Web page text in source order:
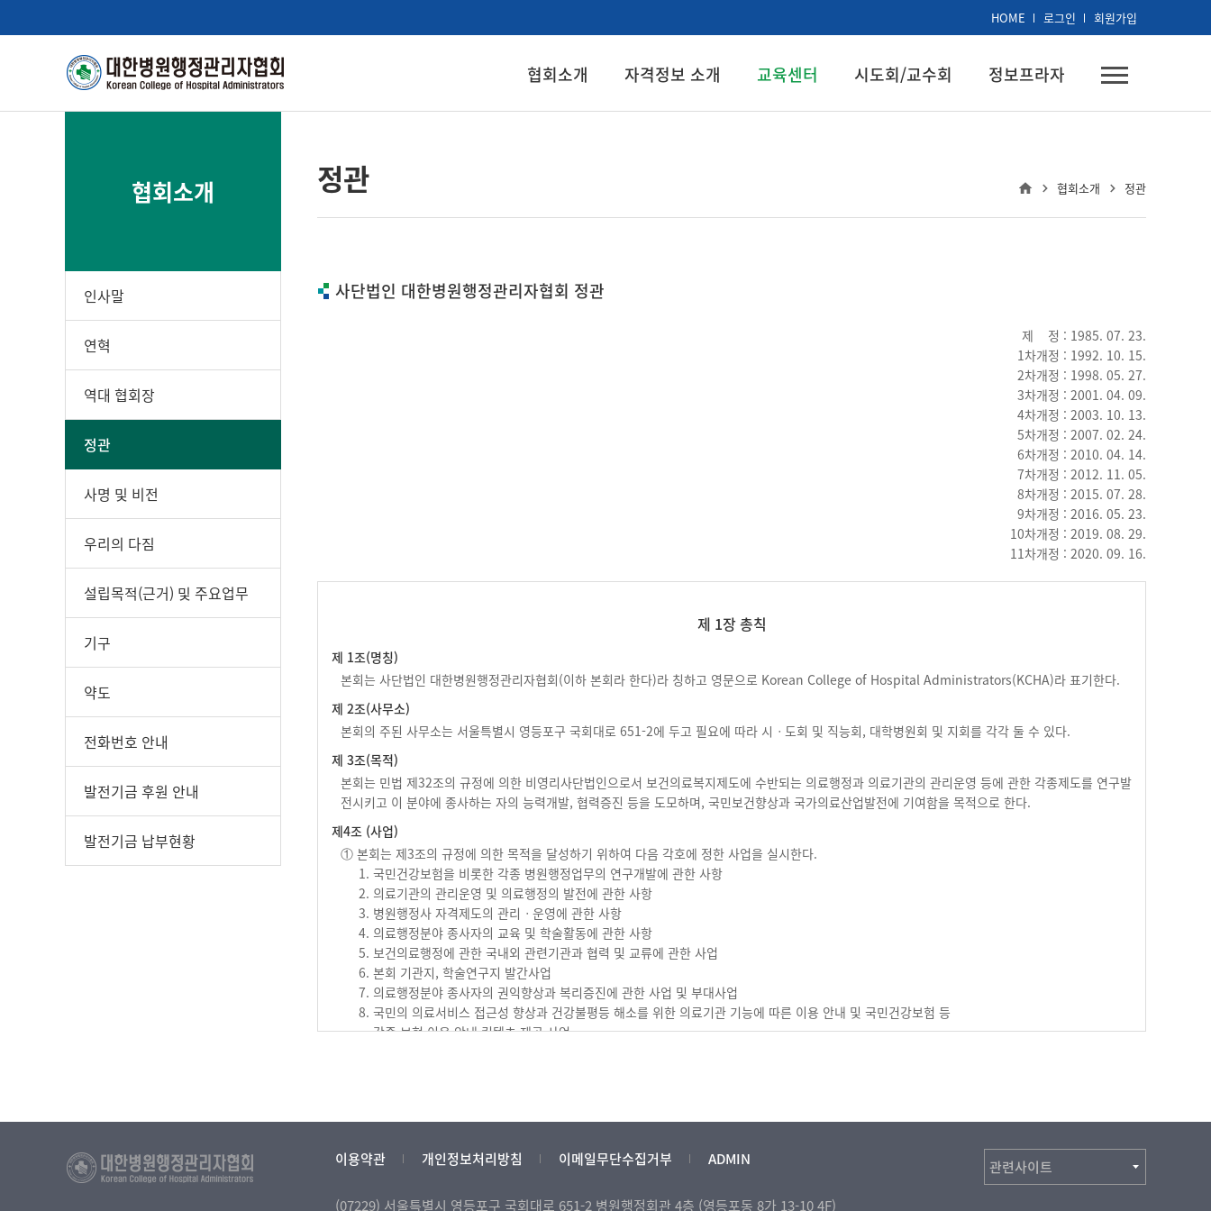
HOME 로그인 회원가입
협회소개 자격정보 소개 교육센터 시도회/교수회 정보프라자
협회소개
인사말
연혁
역대 협회장
정관
사명 및 비전
우리의 다짐
설립목적(근거) 및 주요업무
기구
약도
전화번호 안내
발전기금 후원 안내
발전기금 납부현황
정관 협회소개 정관
사단법인 대한병원행정관리자협회 정관
제 정 : 1985. 07. 23.
1차개정 : 1992. 10. 15.
2차개정 : 1998. 05. 27.
3차개정 : 2001. 04. 09.
4차개정 : 2003. 10. 13.
5차개정 : 2007. 02. 24.
6차개정 : 2010. 04. 14.
7차개정 : 2012. 11. 05.
8차개정 : 2015. 07. 28.
9차개정 : 2016. 05. 23.
10차개정 : 2019. 08. 29.
11차개정 : 2020. 09. 16.
제 1장 총칙
제 1조(명칭)
본회는 사단법인 대한병원행정관리자협회(이하 본회라 한다)라 칭하고 영문으로 Korean College of Hospital Administrators(KCHA)라 표기한다.
제 2조(사무소)
본회의 주된 사무소는 서울특별시 영등포구 국회대로 651-2에 두고 필요에 따라 시ㆍ도회 및 직능회, 대학병원회 및 지회를 각각 둘 수 있다.
제 3조(목적)
본회는 민법 제32조의 규정에 의한 비영리사단법인으로서 보건의료복지제도에 수반되는 의료행정과 의료기관의 관리운영 등에 관한 각종제도를 연구발
전시키고 이 분야에 종사하는 자의 능력개발, 협력증진 등을 도모하며, 국민보건향상과 국가의료산업발전에 기여함을 목적으로 한다.
제4조 (사업)
① 본회는 제3조의 규정에 의한 목적을 달성하기 위하여 다음 각호에 정한 사업을 실시한다.
1. 국민건강보험을 비롯한 각종 병원행정업무의 연구개발에 관한 사항
2. 의료기관의 관리운영 및 의료행정의 발전에 관한 사항
3. 병원행정사 자격제도의 관리ㆍ운영에 관한 사항
4. 의료행정분야 종사자의 교육 및 학술활동에 관한 사항
5. 보건의료행정에 관한 국내외 관련기관과 협력 및 교류에 관한 사업
6. 본회 기관지, 학술연구지 발간사업
7. 의료행정분야 종사자의 권익향상과 복리증진에 관한 사업 및 부대사업
8. 국민의 의료서비스 접근성 향상과 건강불평등 해소를 위한 의료기관 기능에 따른 이용 안내 및 국민건강보험 등
각종 보험 이용 안내 컨텐츠 제공 사업
제 2장 회원
제 5조(회원의 구분 및 자격)
② 본회 정회원이 될 수 있는 자는 다음 각호와 같다.
이용약관 개인정보처리방침 이메일무단수집거부 ADMIN
(07229) 서울특별시 영등포구 국회대로 651-2 병원행정회관 4층 (영등포동 8가 13-10 4F)